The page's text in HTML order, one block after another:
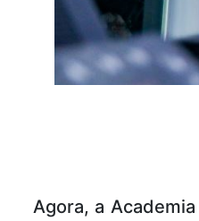
Agora, a